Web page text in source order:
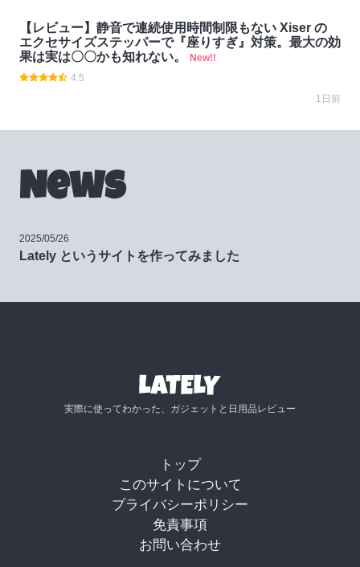
【レビュー】静音で連続使用時間制限もない Xiser の
エクセサイズステッパーで『座りすぎ』対策。最大の効
果は実は〇〇かも知れない。
New!!
4.5
1日前
News
2025/05/26
Lately というサイトを作ってみました
実際に使ってわかった、ガジェットと日用品レビュー
トップ
このサイトについて
プライバシーポリシー
免責事項
お問い合わせ